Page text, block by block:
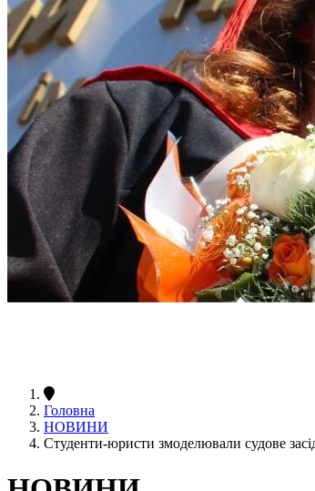
Головна
НОВИНИ
Студенти-юристи змоделювали судове